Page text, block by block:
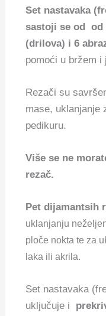
Set nastavaka
sastoji se od od
(drilova) i 6
pomoći u bržem i
Rezači su
mase, uklanjanje
pedikuru.
Više se ne
rezač.
Pet dijamantsih
uklanjanju
ploče nokta te za
laka ili akrila.
Set nastavaka
uključuje i